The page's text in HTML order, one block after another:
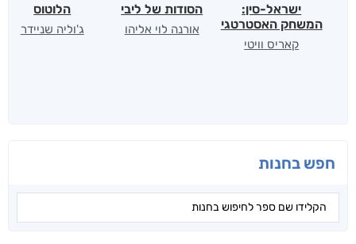
חפש בחנות
ישראל-סין:
המשחק האסטרטגי
קאריס וויטי
הסודות של ליבי
אורנה לוי אליהו
הלוטוס
ג'וליה שניידר